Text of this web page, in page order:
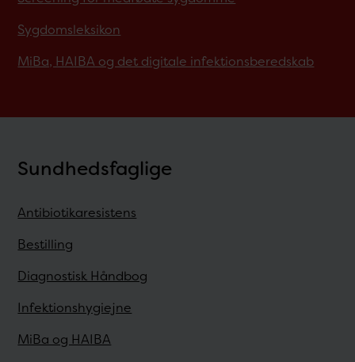
Sygdomsleksikon
MiBa, HAIBA og det digitale infektionsberedskab
Sundhedsfaglige
Antibiotikaresistens
Bestilling
Diagnostisk Håndbog
Infektionshygiejne
MiBa og HAIBA